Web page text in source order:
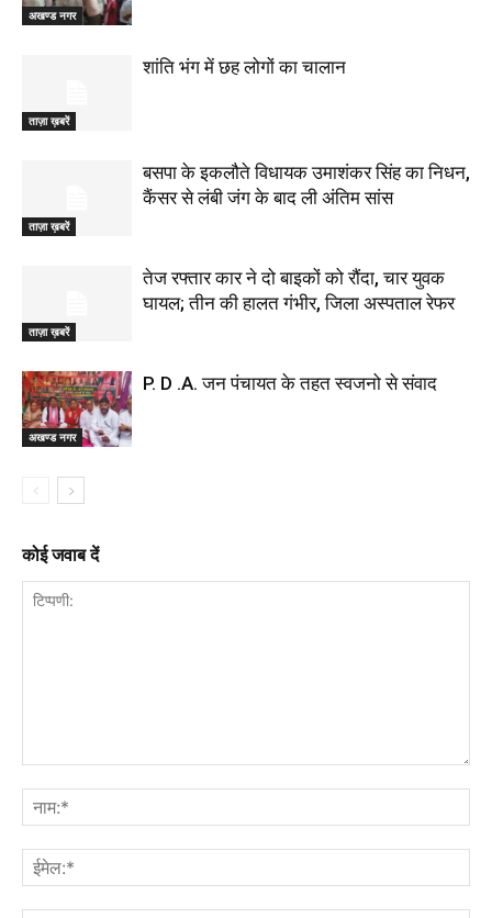
अखण्ड नगर
ताज़ा ख़बरें
शांति भंग में छह लोगों का चालान
ताज़ा ख़बरें
बसपा के इकलौते विधायक उमाशंकर सिंह का निधन,
कैंसर से लंबी जंग के बाद ली अंतिम सांस
ताज़ा ख़बरें
तेज रफ्तार कार ने दो बाइकों को रौंदा, चार युवक
घायल; तीन की हालत गंभीर, जिला अस्पताल रेफर
अखण्ड नगर
P. D .A. जन पंचायत के तहत स्वजनो से संवाद
कोई जवाब दें